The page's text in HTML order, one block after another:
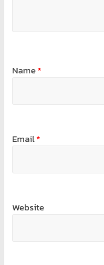
Name*
Email*
Website